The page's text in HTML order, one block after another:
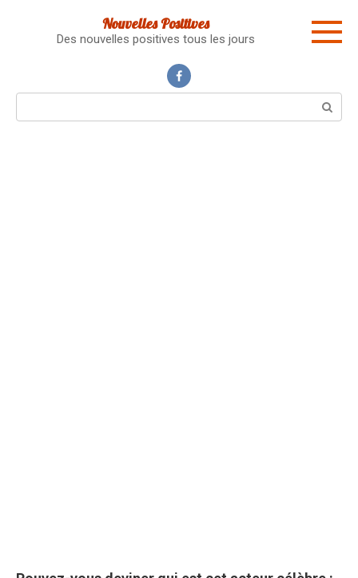
Nouvelles Positives
Des nouvelles positives tous les jours